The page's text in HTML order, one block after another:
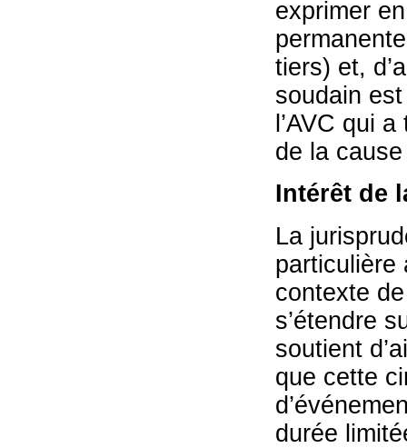
exprimer
tiers) et,
soudain
l’AVC qui
de la
Intérêt de
La
particulière
contexte
s’étendre
soutient
que cette
durée